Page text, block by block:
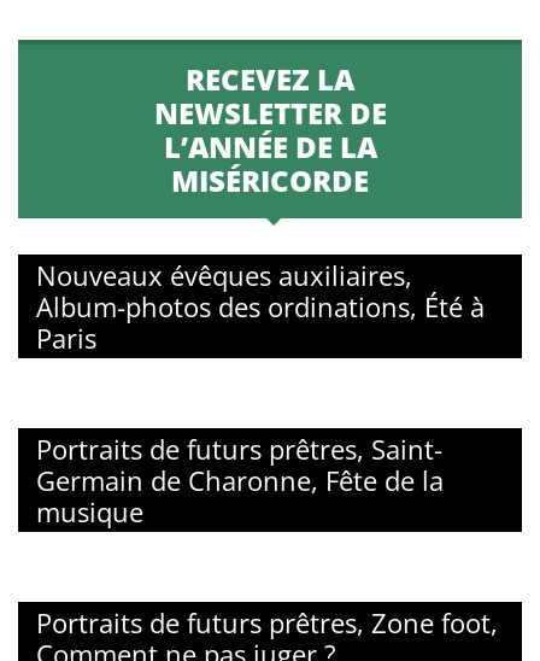
RECEVEZ LA
NEWSLETTER DE
L’ANNÉE DE LA
MISÉRICORDE
Nouveaux évêques auxiliaires,
Album-photos des ordinations, Été à
Paris
Portraits de futurs prêtres, Saint-
Germain de Charonne, Fête de la
musique
Portraits de futurs prêtres, Zone foot,
Comment ne pas juger ?